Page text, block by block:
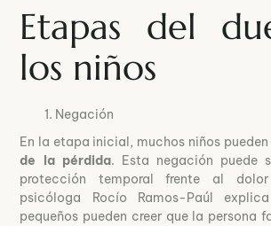
Etapas del
los niños
Negación
En la etapa inicial, muchos niños pueden
de la pérdida. Esta negación puede
protección temporal frente al
psicóloga Rocío Ramos-Paúl
pequeños pueden creer que la persona